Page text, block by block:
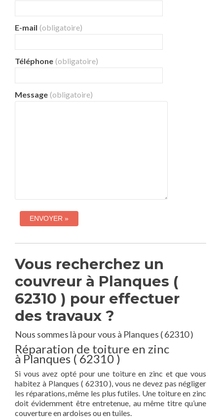
E-mail (obligatoire)
Téléphone (obligatoire)
Message (obligatoire)
Vous recherchez un
couvreur à Planques (
62310 ) pour effectuer
des travaux ?
Nous sommes là pour vous à Planques ( 62310 )
Réparation de toiture en zinc
à Planques ( 62310 )
Si vous avez opté pour une toiture en zinc et que vous
habitez à Planques ( 62310 ), vous ne devez pas négliger
les réparations, même les plus futiles. Une toiture en zinc
doit évidemment être entretenue, au même titre qu’une
couverture en ardoises ou en tuiles.